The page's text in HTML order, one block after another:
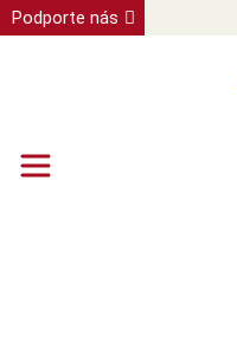
Podporte nás